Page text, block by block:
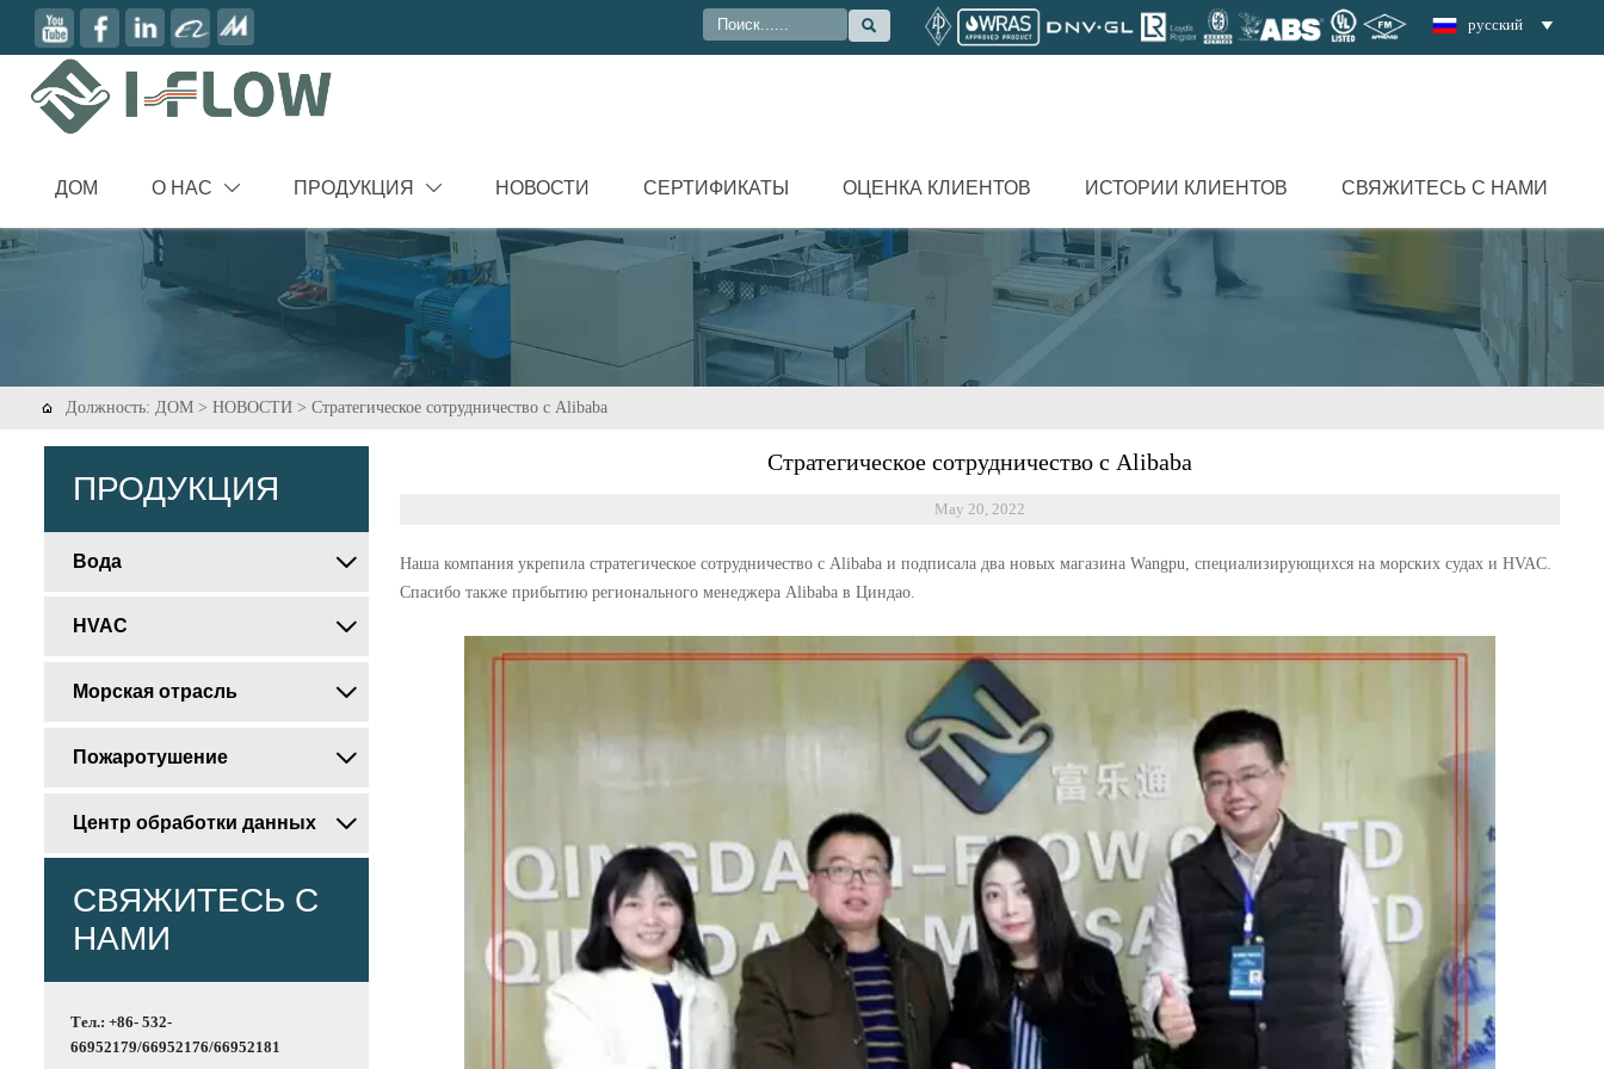
 русский 
ДОМ О НАС  ПРОДУКЦИЯ  НОВОСТИ СЕРТИФИКАТЫ ОЦЕНКА КЛИЕНТОВ ИСТОРИИ КЛИЕНТОВ СВЯЖИТЕСЬ С НАМИ
 Должность:ДОМ >НОВОСТИ >Стратегическое сотрудничество с Alibaba
ПРОДУКЦИЯ
Вода 
HVAC 
Морская отрасль 
Пожаротушение 
Центр обработки данных 
СВЯЖИТЕСЬ С
НАМИ
Тел.: +86- 532-
66952179/66952176/66952181
Стратегическое сотрудничество с Alibaba
May 20, 2022
Наша компания укрепила стратегическое сотрудничество с Alibaba и подписала два новых магазина Wangpu, специализирующихся на морских судах и HVAC.
Спасибо также прибытию регионального менеджера Alibaba в Циндао.